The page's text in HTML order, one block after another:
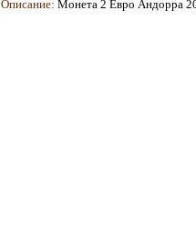
Описание: Монета 2 Евро Андорра